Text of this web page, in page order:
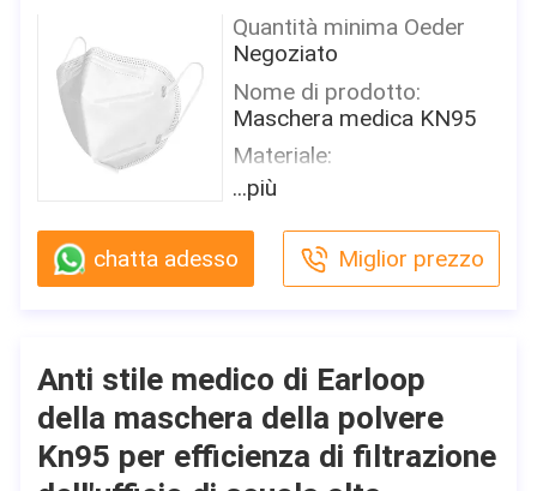
Shanghai Shark Medical
Supplies
Certificazione
CE,FDA,TEST REPORT
Numero di modello
Maschera protettiva
Imballaggi particolari
50 pc/scatola, 24
inscatolano/cartone, ogni
Tempi di consegna
3-15 giorni (feste
comprese)
Quantità minima Oeder
Negoziato
Nome di prodotto:
Maschera medica KN95
Materiale:
Tessuto non tessuto
Bianco, grigio o su misura
Caratteristica:
KN95
Efficienza di filtrazione:
≥ 99% DI B.F.E≥ 95/99%
PFE
...più
chatta adesso Miglior prezzo
Anti stile medico di Earloop
della maschera della polvere
Kn95 per efficienza di filtrazione